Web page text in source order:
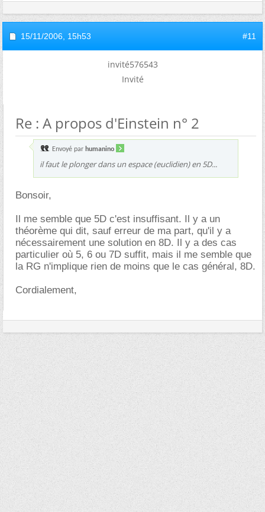
15/11/2006, 15h53 #11
invité576543
Invité
Re : A propos d'Einstein n° 2
Envoyé par humanino
il faut le plonger dans un espace (euclidien) en 5D...
Bonsoir,
Il me semble que 5D c'est insuffisant. Il y a un
théorème qui dit, sauf erreur de ma part, qu'il y a
nécessairement une solution en 8D. Il y a des cas
particulier où 5, 6 ou 7D suffit, mais il me semble que
la RG n'implique rien de moins que le cas général, 8D.
Cordialement,